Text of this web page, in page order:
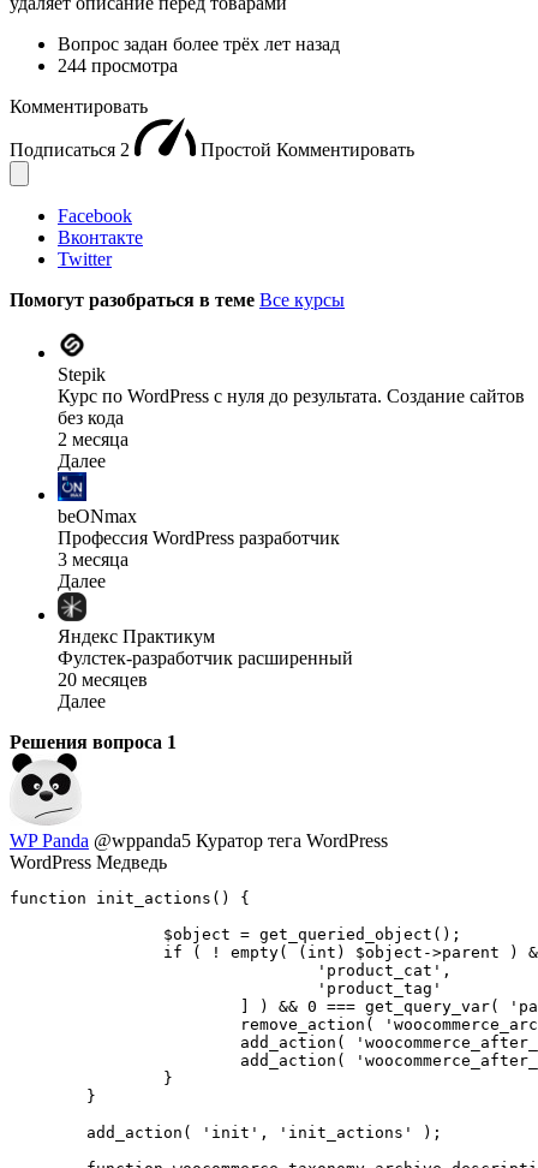
Вопрос задан более трёх лет назад
244 просмотра
Комментировать
Подписаться 2 Простой Комментировать
Facebook
Вконтакте
Twitter
Помогут разобраться в теме Все курсы
Stepik
Курс по WordPress с нуля до результата. Создание сайтов
без кода
2 месяца
Далее
beONmax
Профессия WordPress разработчик
3 месяца
Далее
Яндекс Практикум
Фулстек-разработчик расширенный
20 месяцев
Далее
Решения вопроса 1
WP Panda @wppanda5 Куратор тега WordPress
WordPress Mедведь
function init_actions() {